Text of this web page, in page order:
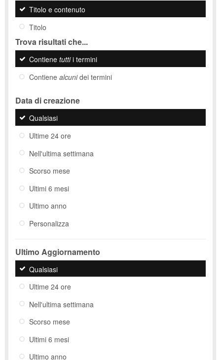
Titolo e contenuto
Titolo
Trova risultati che...
Contiene tuttii termini
Contiene alcunidei termini
Data di creazione
Qualsiasi
Ultime 24 ore
Nell'ultima settimana
Scorso mese
Ultimi 6 mesi
Ultimo anno
Personalizza
Ultimo Aggiornamento
Qualsiasi
Ultime 24 ore
Nell'ultima settimana
Scorso mese
Ultimi 6 mesi
Ultimo anno